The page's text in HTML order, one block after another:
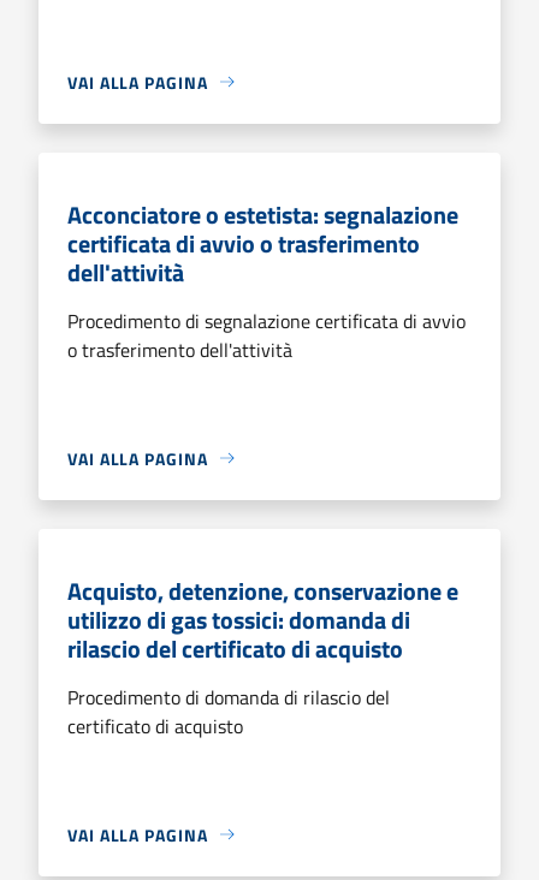
VAI ALLA PAGINA
Acconciatore o estetista: segnalazione
certificata di avvio o trasferimento
dell'attività
Procedimento di segnalazione certificata di avvio
o trasferimento dell'attività
VAI ALLA PAGINA
Acquisto, detenzione, conservazione e
utilizzo di gas tossici: domanda di
rilascio del certificato di acquisto
Procedimento di domanda di rilascio del
certificato di acquisto
VAI ALLA PAGINA